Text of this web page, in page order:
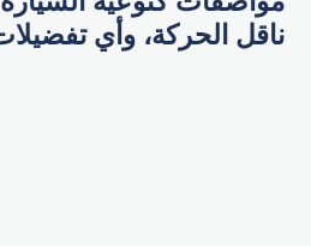
ناقل الحركة، وأي